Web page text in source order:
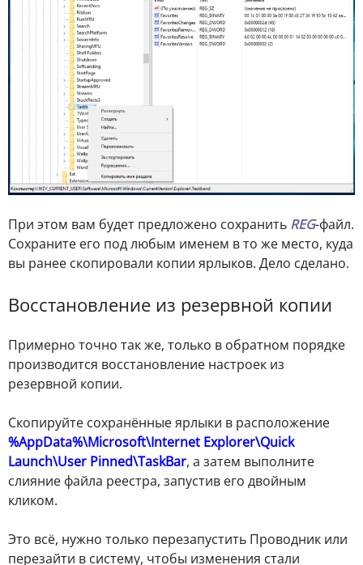
При этом вам будет предложено сохранить REG-файл.
Сохраните его под любым именем в то же место, куда
вы ранее скопировали копии ярлыков. Дело сделано.
Восстановление из резервной копии
Примерно точно так же, только в обратном порядке
производится восстановление настроек из
резервной копии.
Скопируйте сохранённые ярлыки в расположение
%AppData%\Microsoft\Internet Explorer\Quick
Launch\User Pinned\TaskBar, а затем выполните
слияние файла реестра, запустив его двойным
кликом.
Это всё, нужно только перезапустить Проводник или
перезайти в систему, чтобы изменения стали